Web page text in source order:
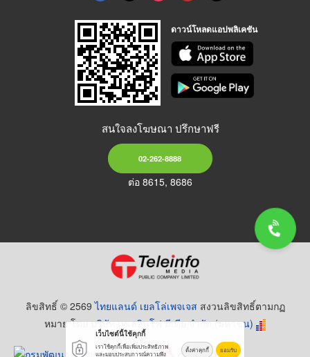
ดาวน์โหลดแอปพลิเคชัน
สนใจลงโฆษณา ปรึกษาฟรี
02-262-8888
ต่อ 8615, 8686
ลิขสิทธิ์ © 2569ไทยแลนด์ เยลโล่เพจเจส สงวนลิขสิทธิ์ตามกฏ
หมาย โดยบริษัท เทเลอินโฟ มีเดีย จำกัด (มหาชน)
เว็บไซต์นี้ใช้คุกกี้
เราใช้คุกกี้เพื่อเพิ่มประสิทธิภาพ
และมอบประสบการณ์ความพึง
ตั้งค่าคุกกี้ ยอมรับ